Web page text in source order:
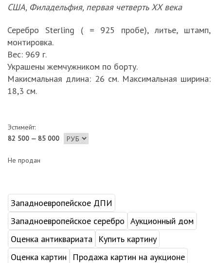
США, Филадельфия, первая четверть ХХ века
Серебро Sterling ( = 925 пробе), литье, штамп,
монтировка.
Вес: 969 г.
Украшены жемчужником по борту.
Макисмальная длина: 26 см. Максимальная ширина:
18,3 см.
Эстимейт:
82 500 — 85 000
Не продан
Западноевропейское ДПИ
Западноевропейское серебро Аукционный дом
Оценка антиквариата
Купить картину
Оценка картин
Продажа картин на аукционе